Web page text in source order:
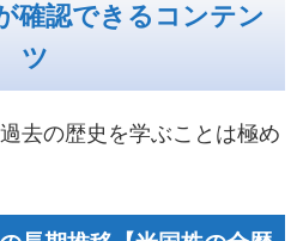
確認できるコンテン
ツ
去の歴史を学ぶことは極め